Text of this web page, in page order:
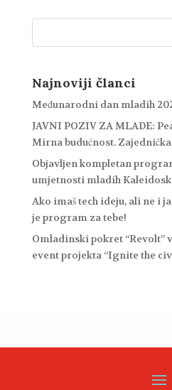
Najnoviji članci
Međunarodni dan mladih
JAVNI POZIV ZA MLADE:
Mirna budućnost.
Objavljen kompletan
umjetnosti mladih
Ako imaš tech ideju, ali ne i
je program za tebe!
Omladinski pokret “Revolt”
event projekta “Ignite the